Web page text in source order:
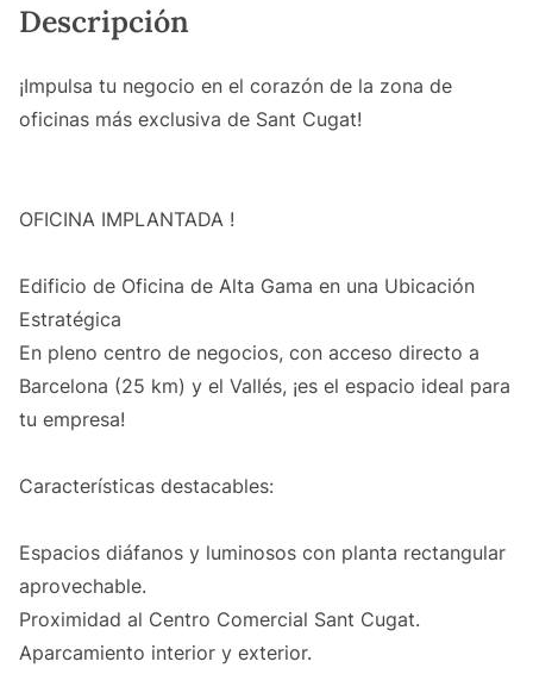
Descripción
¡Impulsa tu negocio en el corazón de la zona de
oficinas más exclusiva de Sant Cugat!
OFICINA IMPLANTADA !
Edificio de Oficina de Alta Gama en una Ubicación
Estratégica
En pleno centro de negocios, con acceso directo a
Barcelona (25 km) y el Vallés, ¡es el espacio ideal para
tu empresa!
Características destacables:
Espacios diáfanos y luminosos con planta rectangular
aprovechable.
Proximidad al Centro Comercial Sant Cugat.
Aparcamiento interior y exterior.